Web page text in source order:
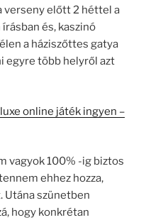
verseny előtt 2 héttel a
és, kaszinó
a háziszőttes gatya
egyre több helyről azt
online játék ingyen –
vagyok 100% -ig biztos
ehhez hozza,
Utána szünetben
hogy konkrétan